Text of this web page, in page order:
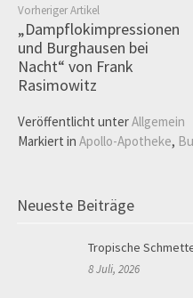
Vorheriger Artikel
„Dampflokimpressionen
und Burghausen bei
Nacht“ von Frank
Rasimowitz
Veröffentlicht unterAllgemein
Markiert in Apollo-Apotheke,
Neueste Beiträge
Tropische
8 Juli, 2026